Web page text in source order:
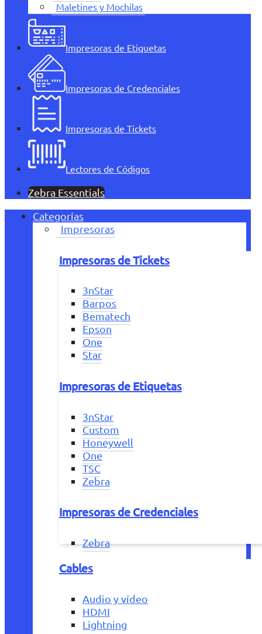
Maletines y Mochilas
Impresoras de Etiquetas
Impresoras de Credenciales
Impresoras de Tickets
Lectores de Códigos
Zebra Essentials
Categorías
Impresoras
Impresoras de Tickets
3nStar
Barpos
Bematech
Epson
One
Star
Impresoras de Etiquetas
3nStar
Custom
Honeywell
One
TSC
Zebra
Impresoras de Credenciales
Zebra
Cables
Audio y vídeo
HDMI
Lightning